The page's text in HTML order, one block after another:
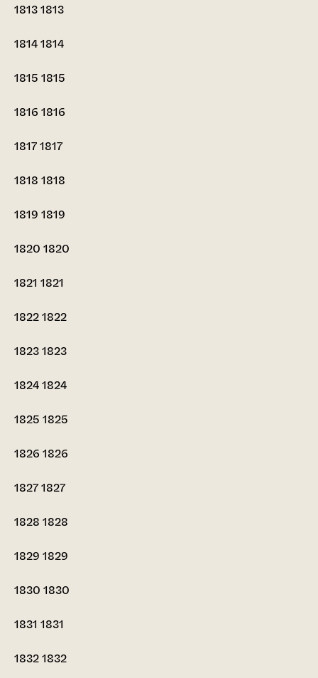
18131813
18141814
1815 1815
1816 1816
18171817
1818 1818
1819 1819
1820 1820
1821 1821
18221822
18231823
18241824
1825 1825
1826 1826
18271827
1828 1828
1829 1829
1830 1830
1831 1831
18321832